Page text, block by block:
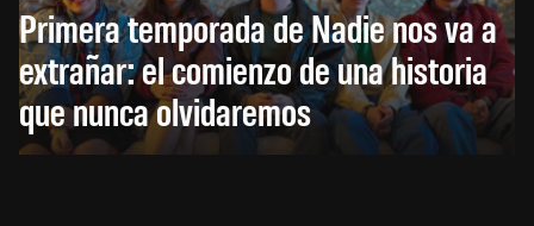
Primera temporada de Nadie nos va a
extrañar: el comienzo de una historia
que nunca olvidaremos